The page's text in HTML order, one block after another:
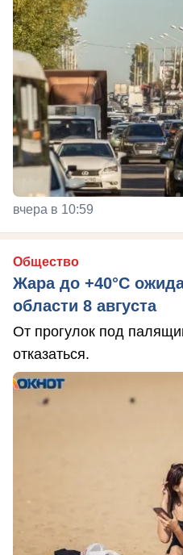
вчера в 10:59
Общество
Жара до +40°С
области 8 августа
От прогулок под
отказаться.